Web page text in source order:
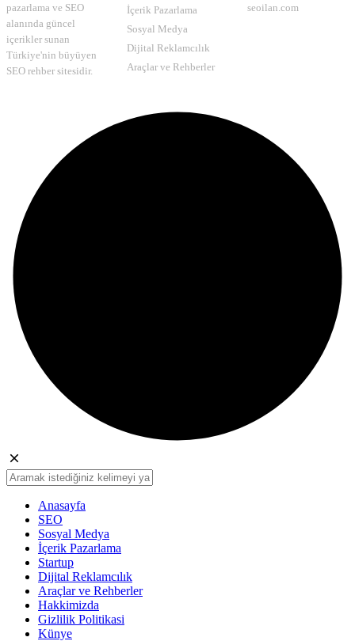
pazarlama ve SEO
alanında güncel
içerikler sunan
Türkiye'nin büyüyen
SEO rehber sitesidir.
İçerik Pazarlama
Sosyal Medya
Dijital Reklamcılık
Araçlar ve Rehberler
seoilan.com
Anasayfa
SEO
Sosyal Medya
İçerik Pazarlama
Startup
Dijital Reklamcılık
Araçlar ve Rehberler
Hakkimizda
Gizlilik Politikasi
Künye